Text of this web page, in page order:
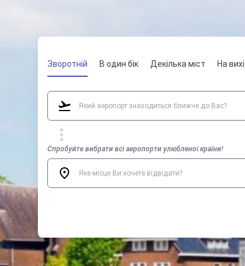
Зворотній В один бік Декілька міст На
Спробуйте вибрати всі аеропорти улюбленої країни!